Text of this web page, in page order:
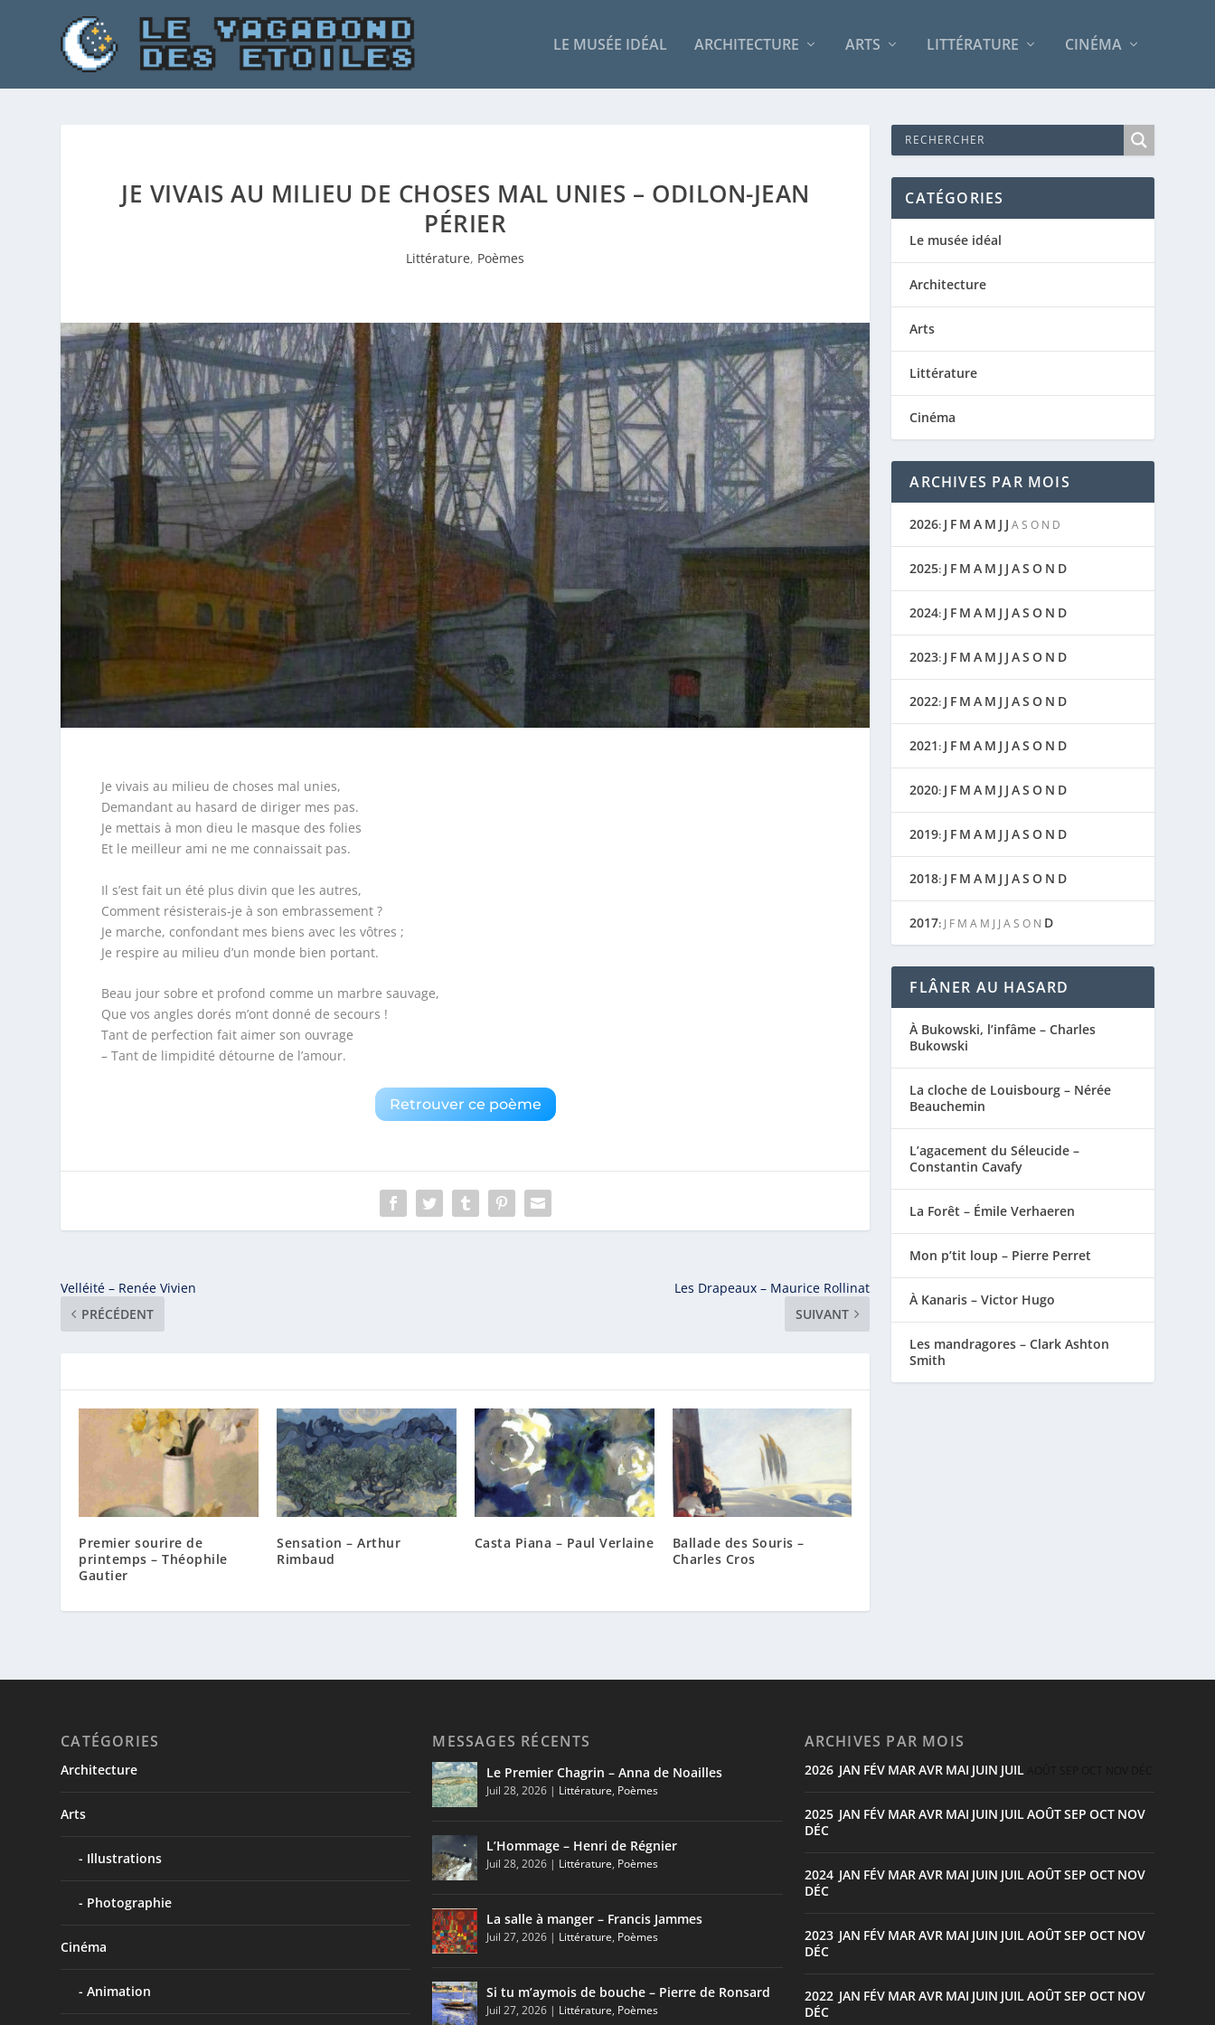
LE MUSÉE IDÉAL ARCHITECTURE ARTS LITTÉRATURE CINÉMA
JE VIVAIS AU MILIEU DE CHOSES MAL UNIES – ODILON-JEAN
PÉRIER
Littérature, Poèmes
Je vivais au milieu de choses mal unies,
Demandant au hasard de diriger mes pas.
Je mettais à mon dieu le masque des folies
Et le meilleur ami ne me connaissait pas.
Il s’est fait un été plus divin que les autres,
Comment résisterais-je à son embrassement ?
Je marche, confondant mes biens avec les vôtres ;
Je respire au milieu d’un monde bien portant.
Beau jour sobre et profond comme un marbre sauvage,
Que vos angles dorés m’ont donné de secours !
Tant de perfection fait aimer son ouvrage
– Tant de limpidité détourne de l’amour.
Retrouver ce poème
Velléité – Renée Vivien
PRÉCÉDENT
Les Drapeaux – Maurice Rollinat
SUIVANT
Premier sourire de
printemps – Théophile
Gautier
Sensation – Arthur
Rimbaud
Casta Piana – Paul Verlaine
Ballade des Souris –
Charles Cros
CATÉGORIES
Le musée idéal
Architecture
Arts
Littérature
Cinéma
ARCHIVES PAR MOIS
2026: J F M A M J J AS O N D
2025: J F M A M J J AS O N D
2024: J F M A M J J AS O N D
2023: J F M A M J J AS O N D
2022: J F M A M J J AS O N D
2021: J F M A M J J AS O N D
2020: J F M A M J J AS O N D
2019: J F M A M J J AS O N D
2018: J F M A M J J AS O N D
2017: J F M A M J J AS O N D
FLÂNER AU HASARD
À Bukowski, l’infâme – Charles
Bukowski
La cloche de Louisbourg – Nérée
Beauchemin
L’agacement du Séleucide –
Constantin Cavafy
La Forêt – Émile Verhaeren
Mon p’tit loup – Pierre Perret
À Kanaris – Victor Hugo
Les mandragores – Clark Ashton
Smith
CATÉGORIES
Architecture
Arts
Illustrations
Photographie
Cinéma
Animation
MESSAGES RÉCENTS
Le Premier Chagrin – Anna de Noailles
Juil 28, 2026 | Littérature, Poèmes
L’Hommage – Henri de Régnier
Juil 28, 2026 | Littérature, Poèmes
La salle à manger – Francis Jammes
Juil 27, 2026 | Littérature, Poèmes
Si tu m’aymois de bouche – Pierre de Ronsard
Juil 27, 2026 | Littérature, Poèmes
ARCHIVES PAR MOIS
2026: JAN FÉV MAR AVR MAI JUIN JUIL
2025: JAN FÉV MAR AVR MAI JUIN JUIL AOÛTSEP OCT NOV
DÉC
2024: JAN FÉV MAR AVR MAI JUIN JUIL AOÛTSEP OCT NOV
DÉC
2023: JAN FÉV MAR AVR MAI JUIN JUIL AOÛTSEP OCT NOV
DÉC
2022: JAN FÉV MAR AVR MAI JUIN JUIL AOÛTSEP OCT NOV
DÉC